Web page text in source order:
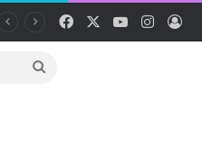
Facebook YouTube
Pretražite